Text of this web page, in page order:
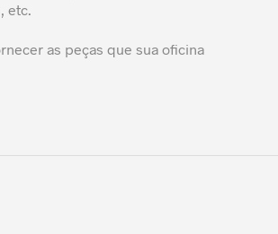
etc.
as peças que sua oficina